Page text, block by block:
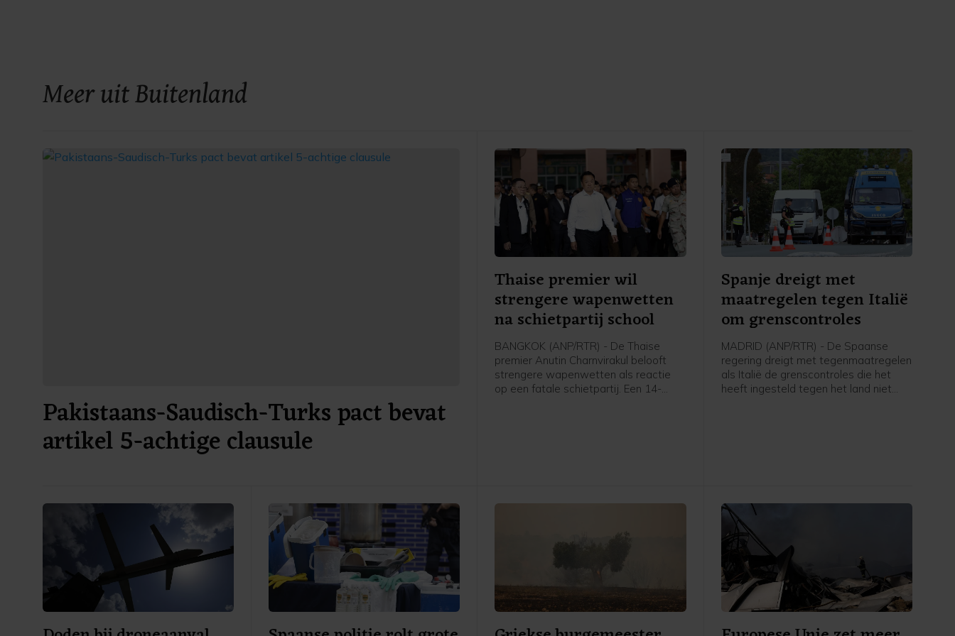
Meer uit Buitenland
Pakistaans-Saudisch-Turks pact bevat
artikel 5-achtige clausule
Thaise premier wil
strengere wapenwetten
na schietpartij school
BANGKOK (ANP/RTR) - De Thaise
premier Anutin Charnvirakul belooft
strengere wapenwetten als reactie
op een fatale schietpartij. Een 14-
Spanje dreigt met
maatregelen tegen Italië
om grenscontroles
MADRID (ANP/RTR) - De Spaanse
regering dreigt met tegenmaatregelen
als Italië de grenscontroles die het
heeft ingesteld tegen het land niet